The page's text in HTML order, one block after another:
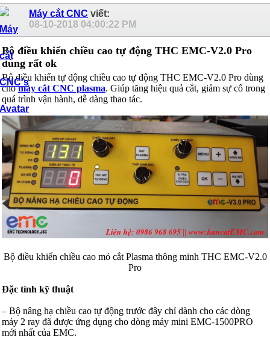
Máy cắt CNC viết:
08-10-2018 04:00:22 PM
Bộ điều khiển chiều cao tự động THC EMC-V2.0 Pro
dùng rất ok
Bộ điều khiển tự động chiều cao tự động THC EMC-V2.0 Pro dùng
chomáy cắt CNC plasma. Giúp tăng hiệu quả cắt, giảm sự cố trong
quá trình vận hành, dễ dàng thao tác.
Bộ điều khiển chiều cao mỏ cắt Plasma thông minh THC EMC-V2.0
Pro
Đặc tính kỹ thuật
– Bộ nâng hạ chiều cao tự động trước đây chỉ dành cho các dòng
máy 2 ray đã được ứng dụng cho dòng máy mini EMC-1500PRO
mới nhất của EMC.